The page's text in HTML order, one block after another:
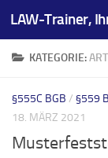
Zum Inhalt
KATEGORIE:
§555C BGB / §559
18. MÄRZ 2021